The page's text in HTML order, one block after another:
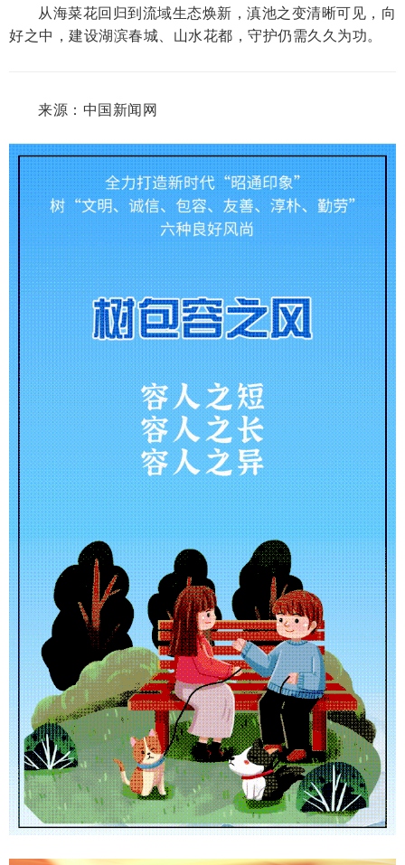
从海菜花回归到流域生态焕新，滇池之变清晰可见，向
好之中，建设湖滨春城、山水花都，守护仍需久久为功。
来源：中国新闻网